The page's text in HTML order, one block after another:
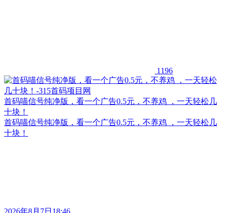
1196
首码喵信号纯净版，看一个广告0.5元，不养鸡 ，一天轻松几
十块！
首码喵信号纯净版，看一个广告0.5元，不养鸡 ，一天轻松几
十块！
2026年8月7日18:46